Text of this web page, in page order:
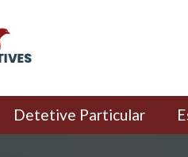
Detetive Particular